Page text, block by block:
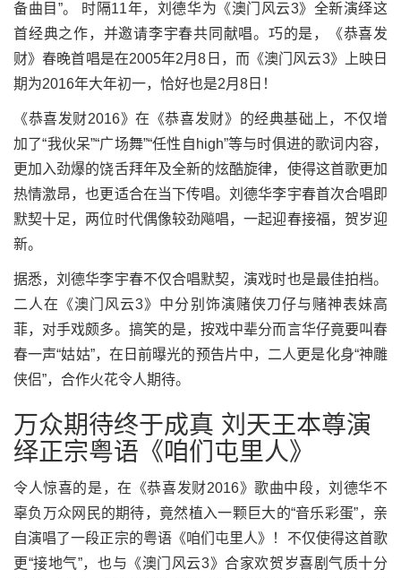
备曲目”。 时隔11年，刘德华为《澳门风云3》全新演绎这
首经典之作，并邀请李宇春共同献唱。巧的是，《恭喜发
财》春晚首唱是在2005年2月8日，而《澳门风云3》上映日
期为2016年大年初一，恰好也是2月8日！
《恭喜发财2016》在《恭喜发财》的经典基础上，不仅增
加了“我伙呆”“广场舞”“任性自high”等与时俱进的歌词内容，
更加入劲爆的饶舌拜年及全新的炫酷旋律，使得这首歌更加
热情激昂，也更适合在当下传唱。刘德华李宇春首次合唱即
默契十足，两位时代偶像较劲飚唱，一起迎春接福，贺岁迎
新。
据悉，刘德华李宇春不仅合唱默契，演戏时也是最佳拍档。
二人在《澳门风云3》中分别饰演赌侠刀仔与赌神表妹高
菲，对手戏颇多。搞笑的是，按戏中辈分而言华仔竟要叫春
春一声“姑姑”，在日前曝光的预告片中，二人更是化身“神雕
侠侣”，合作火花令人期待。
万众期待终于成真 刘天王本尊演
绎正宗粤语《咱们屯里人》
令人惊喜的是，在《恭喜发财2016》歌曲中段，刘德华不
辜负万众网民的期待，竟然植入一颗巨大的“音乐彩蛋”，亲
自演唱了一段正宗的粤语《咱们屯里人》！不仅使得这首歌
更“接地气”，也与《澳门风云3》合家欢贺岁喜剧气质十分